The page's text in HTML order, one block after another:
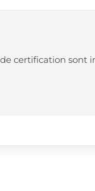
certification